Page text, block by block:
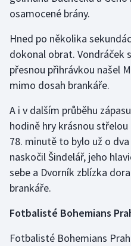
Rychlostní kanoistika
Short track
Sportovní střelba
Stolní tenis
Triatlon
Veslování
Vodní slalom
Ostatní
osamocené brány.
Hned po několika
dokonal obrat. Vondráček
přesnou přihrávkou našel
mimo dosah brankáře.
A i v dalším průběhu
hodině hry krásnou
78. minutě to bylo už o
naskočil Šindelář, jeho
sebe a Dvorník zblízka
brankáře.
Fotbalisté Bohemians
Fotbalisté Bohemians